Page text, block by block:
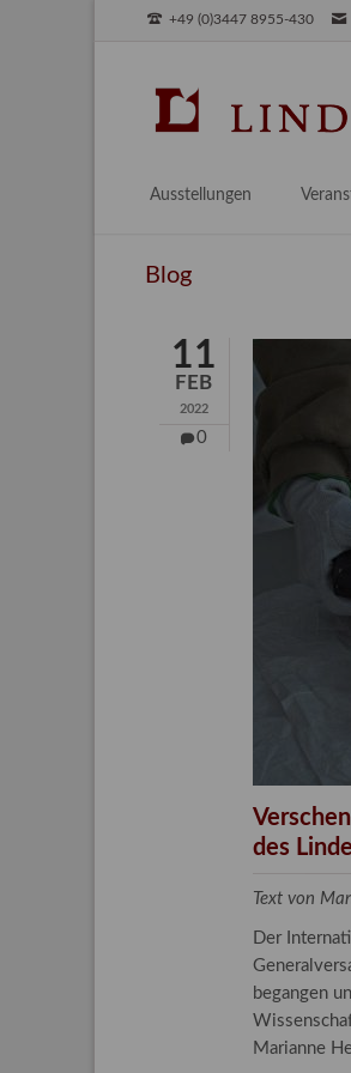
+49 (0)3447 8955-430
Ausstellungen
Aktuell
Blog
11
FEB
2022
0
des
Text von
Der
begangen
Marianne